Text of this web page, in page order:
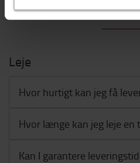
Ofte stillede
Leje
Hvor hurtigt kan jeg få
Hvor længe kan jeg leje en
Kan I garantere